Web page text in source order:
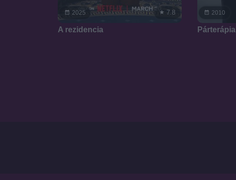
2025 7.8
A rezidencia
2010
Párterápia